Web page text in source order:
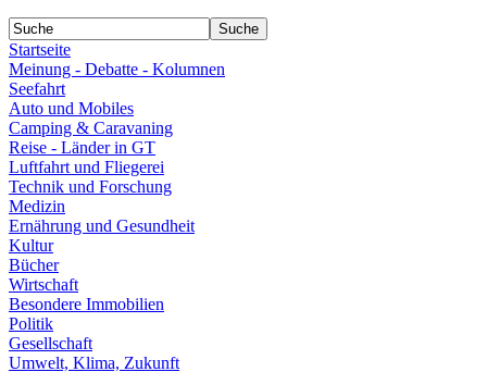
Startseite
Meinung - Debatte - Kolumnen
Seefahrt
Auto und Mobiles
Camping & Caravaning
Reise - Länder in GT
Luftfahrt und Fliegerei
Technik und Forschung
Medizin
Ernährung und Gesundheit
Kultur
Bücher
Wirtschaft
Besondere Immobilien
Politik
Gesellschaft
Umwelt, Klima, Zukunft